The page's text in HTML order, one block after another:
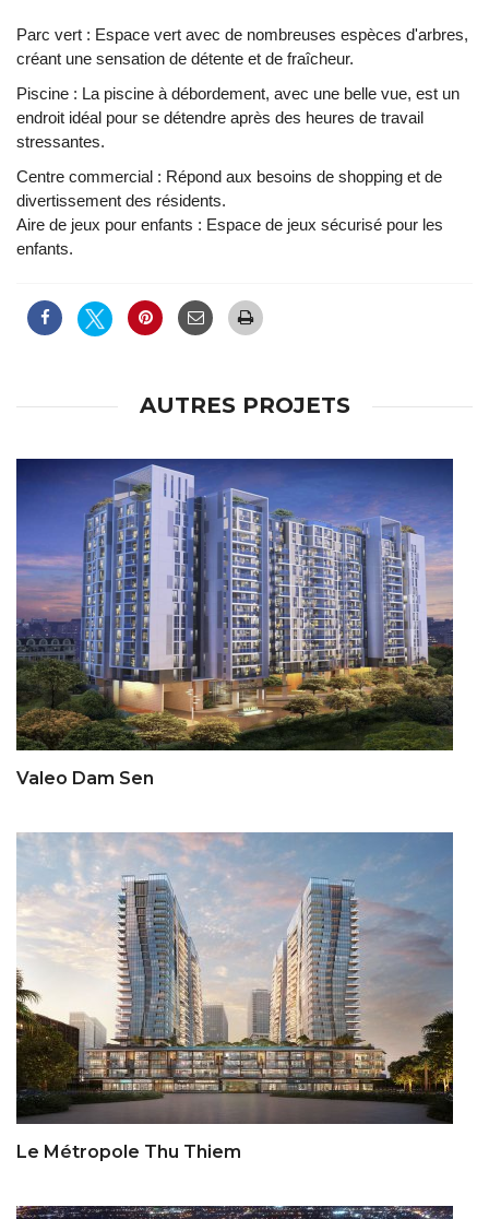
Parc vert : Espace vert avec de nombreuses espèces d'arbres,
créant une sensation de détente et de fraîcheur.
Piscine : La piscine à débordement, avec une belle vue, est un
endroit idéal pour se détendre après des heures de travail
stressantes.
Centre commercial : Répond aux besoins de shopping et de
divertissement des résidents.
Aire de jeux pour enfants : Espace de jeux sécurisé pour les
enfants.
AUTRES PROJETS
Valeo Dam Sen
Le Métropole Thu Thiem